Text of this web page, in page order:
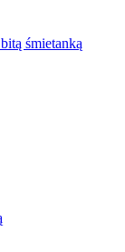
śmietanką